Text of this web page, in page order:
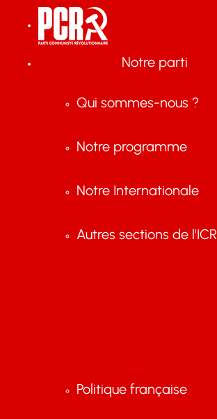
Notre parti
Qui sommes-nous ?
Notre programme
Notre Internationale
Autres sections de l'ICR
Politique française